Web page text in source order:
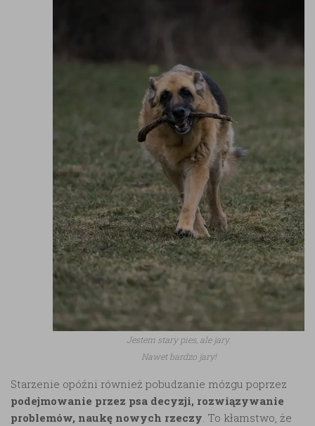
Jestem stary pies, ale jary.
Nawet bardzo jary!
Starzenie opóźni również pobudzanie mózgu poprzez
podejmowanie przez psa decyzji, rozwiązywanie
problemów, naukę nowych rzeczy. To kłamstwo, że